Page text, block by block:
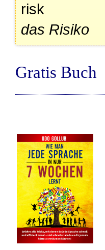
risk
das Risiko
Gratis Buch